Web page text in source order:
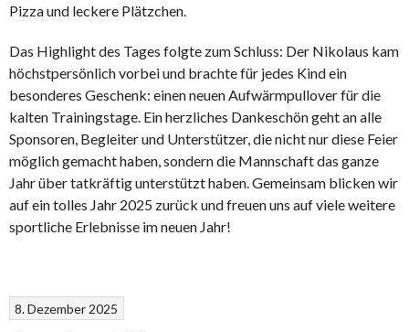
Pizza und leckere Plätzchen.
Das Highlight des Tages folgte zum Schluss: Der Nikolaus kam
höchstpersönlich vorbei und brachte für jedes Kind ein
besonderes Geschenk: einen neuen Aufwärmpullover für die
kalten Trainingstage. Ein herzliches Dankeschön geht an alle
Sponsoren, Begleiter und Unterstützer, die nicht nur diese Feier
möglich gemacht haben, sondern die Mannschaft das ganze
Jahr über tatkräftig unterstützt haben. Gemeinsam blicken wir
auf ein tolles Jahr 2025 zurück und freuen uns auf viele weitere
sportliche Erlebnisse im neuen Jahr!
8. Dezember 2025